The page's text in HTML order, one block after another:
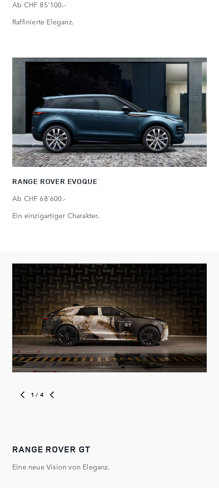
Ab CHF 85'100.-
Raffinierte Eleganz.
RANGE ROVER EVOQUE
Ab CHF 68'600.-
Ein einzigartiger Charakter.
1 / 4
RANGE ROVER GT
Eine neue Vision von Eleganz.